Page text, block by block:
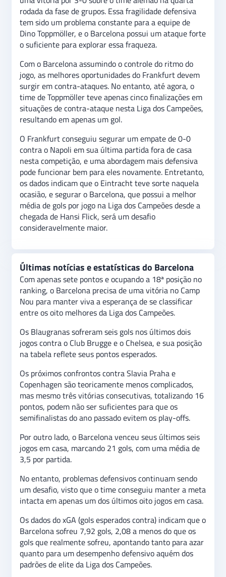
rodada da fase de grupos. Essa fragilidade defensiva
tem sido um problema constante para a equipe de
Dino Toppmöller, e o Barcelona possui um ataque forte
o suficiente para explorar essa fraqueza.
Com o Barcelona assumindo o controle do ritmo do
jogo, as melhores oportunidades do Frankfurt devem
surgir em contra-ataques. No entanto, até agora, o
time de Toppmöller teve apenas cinco finalizações em
situações de contra-ataque nesta Liga dos Campeões,
resultando em apenas um gol.
O Frankfurt conseguiu segurar um empate de 0-0
contra o Napoli em sua última partida fora de casa
nesta competição, e uma abordagem mais defensiva
pode funcionar bem para eles novamente. Entretanto,
os dados indicam que o Eintracht teve sorte naquela
ocasião, e segurar o Barcelona, que possui a melhor
média de gols por jogo na Liga dos Campeões desde a
chegada de Hansi Flick, será um desafio
consideravelmente maior.
Últimas notícias e estatísticas do Barcelona
Com apenas sete pontos e ocupando a 18ª posição no
ranking, o Barcelona precisa de uma vitória no Camp
Nou para manter viva a esperança de se classificar
entre os oito melhores da Liga dos Campeões.
Os Blaugranas sofreram seis gols nos últimos dois
jogos contra o Club Brugge e o Chelsea, e sua posição
na tabela reflete seus pontos esperados.
Os próximos confrontos contra Slavia Praha e
Copenhagen são teoricamente menos complicados,
mas mesmo três vitórias consecutivas, totalizando 16
pontos, podem não ser suficientes para que os
semifinalistas do ano passado evitem os play-offs.
Por outro lado, o Barcelona venceu seus últimos seis
jogos em casa, marcando 21 gols, com uma média de
3,5 por partida.
No entanto, problemas defensivos continuam sendo
um desafio, visto que o time conseguiu manter a meta
intacta em apenas um dos últimos oito jogos em casa.
Os dados do xGA (gols esperados contra) indicam que o
Barcelona sofreu 7,92 gols, 2,08 a menos do que os
gols que realmente sofreu, apontando tanto para azar
quanto para um desempenho defensivo aquém dos
padrões de elite da Liga dos Campeões.